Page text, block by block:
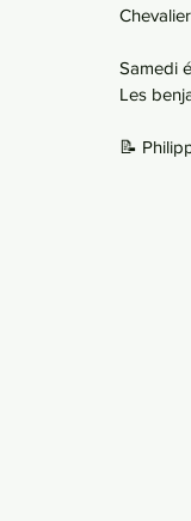
Samedi
Les
📝